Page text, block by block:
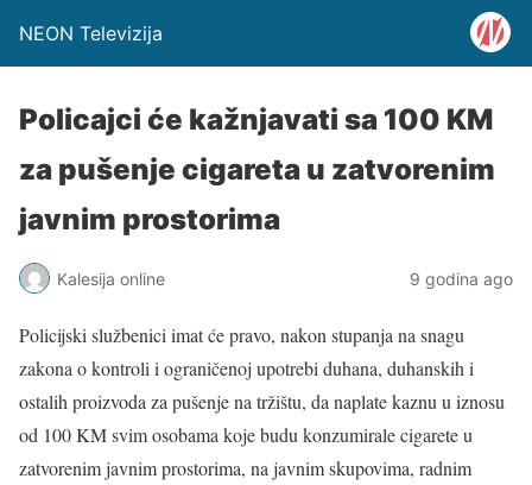
NEON Televizija
Policajci će kažnjavati sa 100 KM
za pušenje cigareta u zatvorenim
javnim prostorima
Kalesija online 9 godina ago
Policijski službenici imat će pravo, nakon stupanja na snagu
zakona o kontroli i ograničenoj upotrebi duhana, duhanskih i
ostalih proizvoda za pušenje na tržištu, da naplate kaznu u iznosu
od 100 KM svim osobama koje budu konzumirale cigarete u
zatvorenim javnim prostorima, na javnim skupovima, radnim